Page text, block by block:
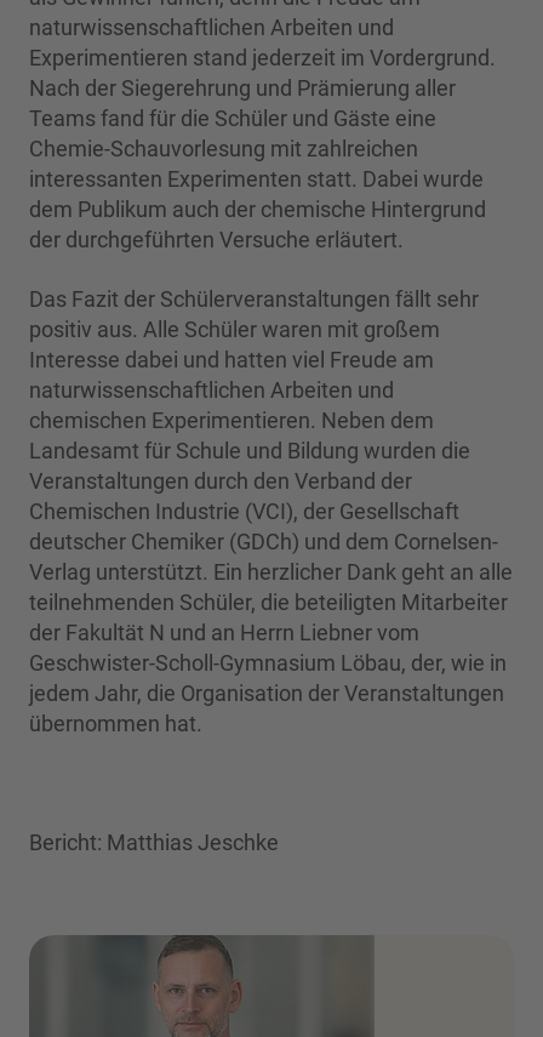
naturwissenschaftlichen Arbeiten und
Experimentieren stand jederzeit im Vordergrund.
Nach der Siegerehrung und Prämierung aller
Teams fand für die Schüler und Gäste eine
Chemie-Schauvorlesung mit zahlreichen
interessanten Experimenten statt. Dabei wurde
dem Publikum auch der chemische Hintergrund
der durchgeführten Versuche erläutert.
Das Fazit der Schülerveranstaltungen fällt sehr
positiv aus. Alle Schüler waren mit großem
Interesse dabei und hatten viel Freude am
naturwissenschaftlichen Arbeiten und
chemischen Experimentieren. Neben dem
Landesamt für Schule und Bildung wurden die
Veranstaltungen durch den Verband der
Chemischen Industrie (VCI), der Gesellschaft
deutscher Chemiker (GDCh) und dem Cornelsen-
Verlag unterstützt. Ein herzlicher Dank geht an alle
teilnehmenden Schüler, die beteiligten Mitarbeiter
der Fakultät N und an Herrn Liebner vom
Geschwister-Scholl-Gymnasium Löbau, der, wie in
jedem Jahr, die Organisation der Veranstaltungen
übernommen hat.
Bericht: Matthias Jeschke